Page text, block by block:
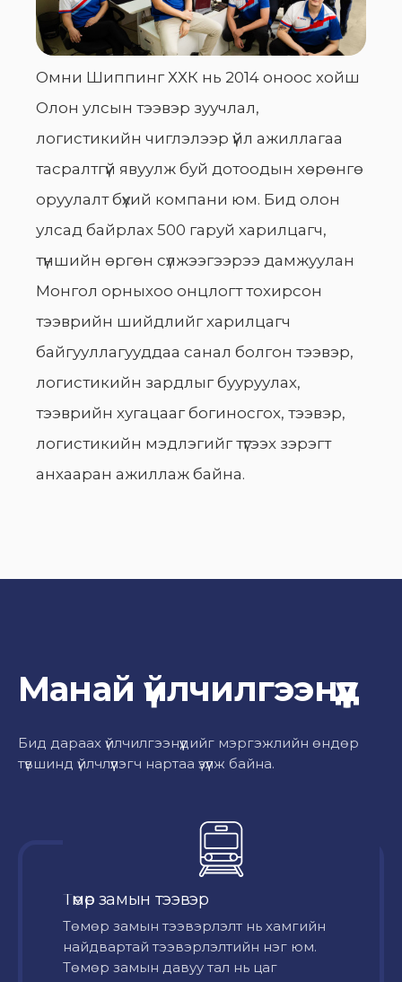
Омни Шиппинг ХХК нь 2014 оноос хойш
Олон улсын тээвэр зуучлал,
логистикийн чиглэлээр үйл ажиллагаа
тасралтгүй явуулж буй дотоодын хөрөнгө
оруулалт бүхий компани юм. Бид олон
улсад байрлах 500 гаруй харилцагч,
түншийн өргөн сүлжээгээрээ дамжуулан
Монгол орныхоо онцлогт тохирсон
тээврийн шийдлийг харилцагч
байгууллагууддаа санал болгон тээвэр,
логистикийн зардлыг бууруулах,
тээврийн хугацааг богиносгох, тээвэр,
логистикийн мэдлэгийг түгээх зэрэгт
анхааран ажиллаж байна.
Манай үйлчилгээнүүд
Бид дараах үйлчилгээнүүдийг мэргэжлийн өндөр
түвшинд үйлчлүүлэгч нартаа үзүүлж байна.
Төмөр замын тээвэр
Төмөр замын тээвэрлэлт нь хамгийн
найдвартай тээвэрлэлтийн нэг юм.
Төмөр замын давуу тал нь цаг